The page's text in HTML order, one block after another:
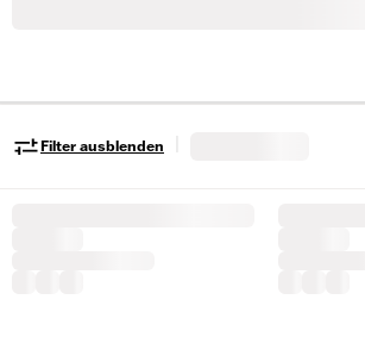
Filter ausblenden